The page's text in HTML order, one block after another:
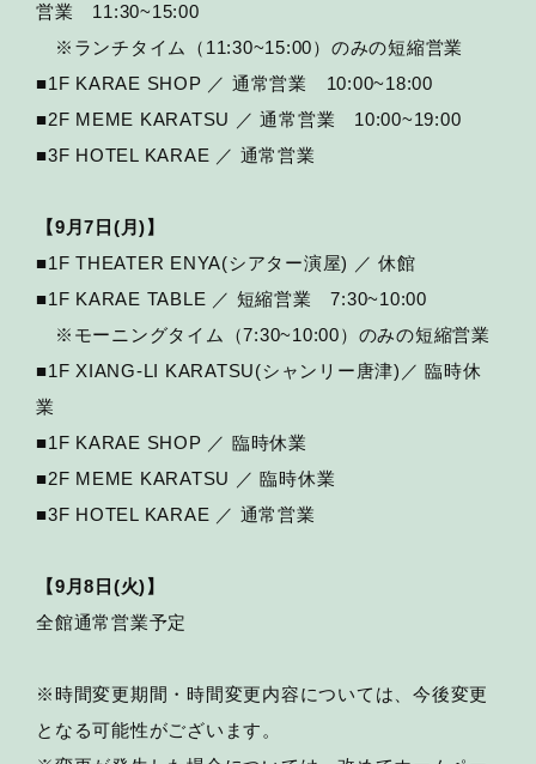
営業 11:30~15:00
※ランチタイム（11:30~15:00）のみの短縮営業
■1F KARAE SHOP ／ 通常営業 10:00~18:00
■2F MEME KARATSU ／ 通常営業 10:00~19:00
■3F HOTEL KARAE ／ 通常営業
【9月7日(月)】
■1F THEATER ENYA(シアター演屋) ／ 休館
■1F KARAE TABLE ／ 短縮営業 7:30~10:00
※モーニングタイム（7:30~10:00）のみの短縮営業
■1F XIANG-LI KARATSU(シャンリー唐津)／ 臨時休
業
■1F KARAE SHOP ／ 臨時休業
■2F MEME KARATSU ／ 臨時休業
■3F HOTEL KARAE ／ 通常営業
【9月8日(火)】
全館通常営業予定
※時間変更期間・時間変更内容については、今後変更
となる可能性がございます。